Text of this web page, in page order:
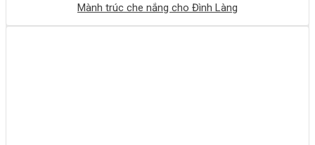
Mành trúc che nắng cho Đình Làng